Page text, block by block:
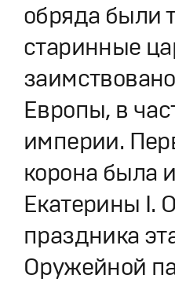
обряда были
старинные
Европы, в
империи.
корона была
Екатерины I.
праздника
Оружейной